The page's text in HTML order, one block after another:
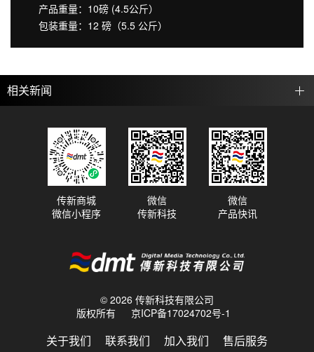
产品重量：10磅 (4.5公斤）
包装重量：12 磅（5.5 公斤）
相关新闻
© 2026 传新科技有限公司
版权所有
京ICP备17024702号-1
关于我们 联系我们 加入我们 售后服务
传新商城
微信小程序
微信
传新科技
微信
产品快讯